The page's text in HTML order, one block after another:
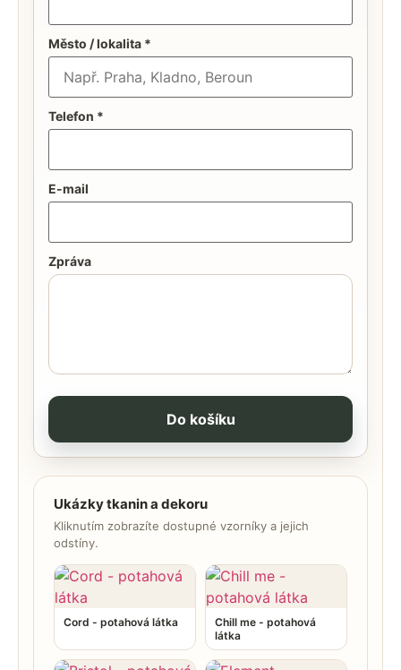
Město / lokalita *
Telefon *
E-mail
Zpráva
Do košíku
Ukázky tkanin a dekoru
Kliknutím zobrazíte dostupné vzorníky a jejich
odstíny.
Cord - potahová látka
Chill me - potahová
látka